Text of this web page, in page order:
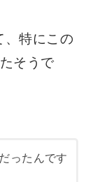
、特にこの
そうで
ったんです